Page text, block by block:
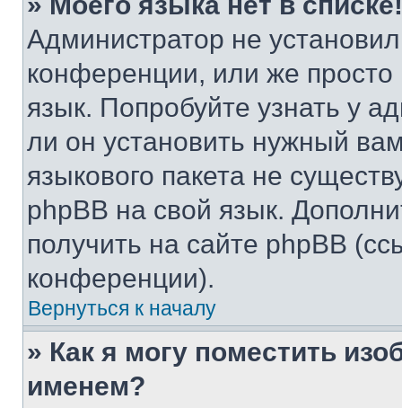
Администратор не
конференции, или же
язык. Попробуйте узнать у
ли он установить нужный
языкового пакета не
phpBB на свой язык.
получить на сайте phpBB
конференции).
Вернуться к началу
» Как я могу поместить
именем?